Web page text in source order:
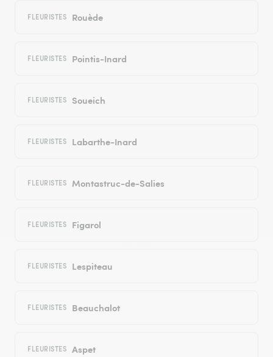
FLEURISTES Rouède
FLEURISTES Pointis-Inard
FLEURISTES Soueich
FLEURISTES Labarthe-Inard
FLEURISTES Montastruc-de-Salies
FLEURISTES Figarol
FLEURISTES Lespiteau
FLEURISTES Beauchalot
FLEURISTES Aspet